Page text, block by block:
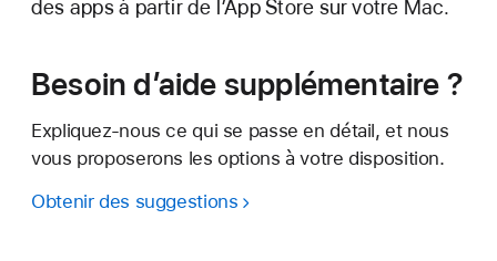
des apps à partir de l’App Store sur votre Mac.
Besoin d’aide supplémentaire ?
Expliquez-nous ce qui se passe en détail, et nous
vous proposerons les options à votre disposition.
Obtenir des suggestions